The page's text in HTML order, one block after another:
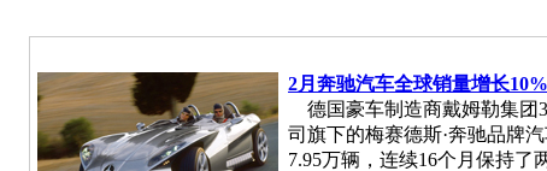
2月奔驰汽车全球销量增长
德国豪车制造商戴姆勒集团
司旗下的梅赛德斯·奔驰品牌
7.95万辆，连续16个月保持了